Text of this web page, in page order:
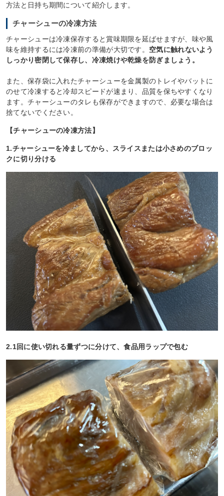
方法と日持ち期間について紹介します。
チャーシューの冷凍方法
チャーシューは冷凍保存すると賞味期限を延ばせますが、味や風
味を維持するには冷凍前の準備が大切です。 空気に触れないよう
しっかり密閉して保存し、冷凍焼けや乾燥を防ぎましょう。
また、保存袋に入れたチャーシューを金属製のトレイやバットに
のせて冷凍すると冷却スピードが速まり、品質を保ちやすくなり
ます。チャーシューのタレも保存ができますので、必要な場合は
捨てないでください。
【チャーシューの冷凍方法】
1.チャーシューを冷ましてから、スライスまたは小さめのブロッ
クに切り分ける
2.1回に使い切れる量ずつに分けて、食品用ラップで包む